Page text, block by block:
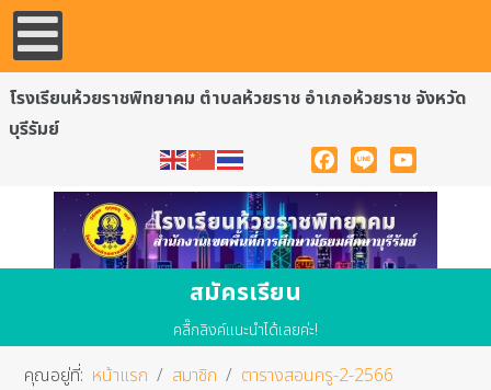
โรงเรียนห้วยราชพิทยาคม ตำบลห้วยราช อำเภอห้วยราช จังหวัด
บุรีรัมย์
Facebook
Line YouTube
สมัครเรียน
คลื๊กลิงค์แนะนำได้เลยค่ะ!
คุณอยู่ที่: หน้าแรก สมาชิก
ตารางสอนครู-2-2566